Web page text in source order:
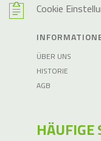
Cookie
ÜBER UNS
HISTORIE
AGB
HÄUFIGE